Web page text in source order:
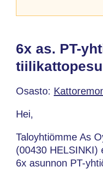
6x as. PT-
tiilikattopesu
Osasto:
Hei,
Taloyhtiömme As
(00430 HELSINKI)
6x asunnon PT-